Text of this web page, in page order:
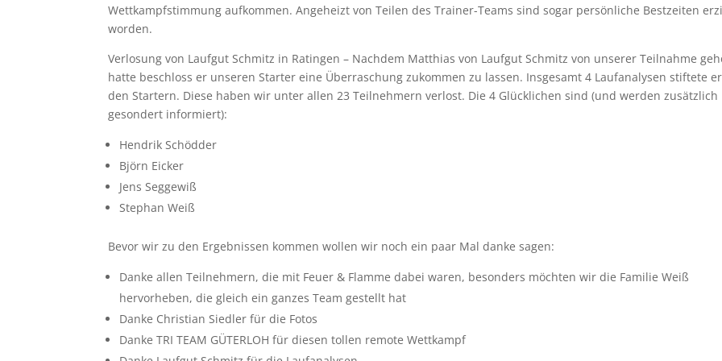
Wettkampfstimmung aufkommen. Angeheizt von Teilen des Trainer-Teams sind sogar persönliche Bestzeiten
worden.
Verlosung von Laufgut Schmitz in Ratingen – Nachdem Matthias von Laufgut Schmitz von unserer Teilnahme
hatte beschloss er unseren Starter eine Überraschung zukommen zu lassen. Insgesamt 4 Laufanalysen stiftete er
den Startern. Diese haben wir unter allen 23 Teilnehmern verlost. Die 4 Glücklichen sind (und werden zusätzlich
gesondert informiert):
Hendrik Schödder
Björn Eicker
Jens Seggewiß
Stephan Weiß
Bevor wir zu den Ergebnissen kommen wollen wir noch ein paar Mal danke sagen:
Danke allen Teilnehmern, die mit Feuer & Flamme dabei waren, besonders möchten wir die Familie Weiß
hervorheben, die gleich ein ganzes Team gestellt hat
Danke Christian Siedler für die Fotos
Danke TRI TEAM GÜTERLOH für diesen tollen remote Wettkampf